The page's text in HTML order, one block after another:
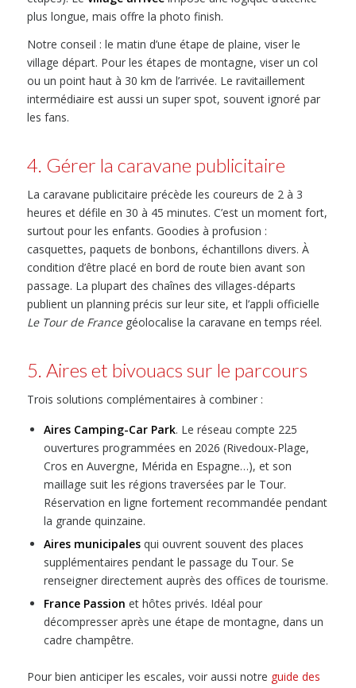
plus longue, mais offre la photo finish.
Notre conseil : le matin d’une étape de plaine, viser le
village départ. Pour les étapes de montagne, viser un col
ou un point haut à 30 km de l’arrivée. Le ravitaillement
intermédiaire est aussi un super spot, souvent ignoré par
les fans.
4. Gérer la caravane publicitaire
La caravane publicitaire précède les coureurs de 2 à 3
heures et défile en 30 à 45 minutes. C’est un moment fort,
surtout pour les enfants. Goodies à profusion :
casquettes, paquets de bonbons, échantillons divers. À
condition d’être placé en bord de route bien avant son
passage. La plupart des chaînes des villages-départs
publient un planning précis sur leur site, et l’appli officielle
Le Tour de Francegéolocalise la caravane en temps réel.
5. Aires et bivouacs sur le parcours
Trois solutions complémentaires à combiner :
Aires Camping-Car Park. Le réseau compte 225
ouvertures programmées en 2026 (Rivedoux-Plage,
Cros en Auvergne, Mérida en Espagne…), et son
maillage suit les régions traversées par le Tour.
Réservation en ligne fortement recommandée pendant
la grande quinzaine.
Aires municipalesqui ouvrent souvent des places
supplémentaires pendant le passage du Tour. Se
renseigner directement auprès des offices de tourisme.
France Passion et hôtes privés. Idéal pour
décompresser après une étape de montagne, dans un
cadre champêtre.
Pour bien anticiper les escales, voir aussi notre guide des